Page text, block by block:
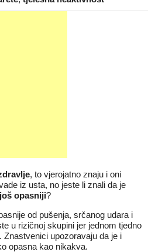
, to vjerojatno znaju i oni
iz usta, no jeste li znali da je
opasniji?
od pušenja, srčanog udara i
u rizičnoj skupini jer jednom tjedno
upozoravaju da je i
opasna kao nikakva.